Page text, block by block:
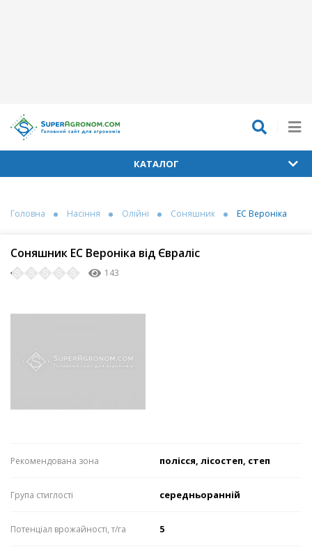
КАТАЛОГ
Головна Насіння Олійні Соняшник ЕС Вероніка
Соняшник ЕС Вероніка від Євраліс
143
Рекомендована зона полісся, лісостеп, степ
Група стиглості середньоранній
Потенціал врожайності, т/га 5